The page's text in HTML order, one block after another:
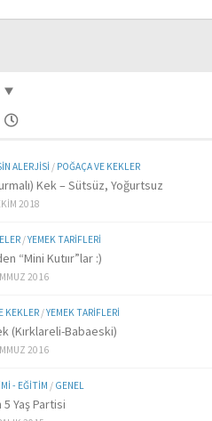
ALERJISI / POĞAÇA VE KEKLER
Kek – Sütsüz, Yoğurtsuz
2018
/YEMEK TARIFLERI
“Mini Kutıır”lar :)
2016
KEKLER/YEMEK TARIFLERI
(Kırklareli-Babaeski)
2016
- EĞITIM / GENEL
5 Yaş Partisi